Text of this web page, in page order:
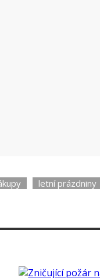
23 lidí.
letní prázdniny